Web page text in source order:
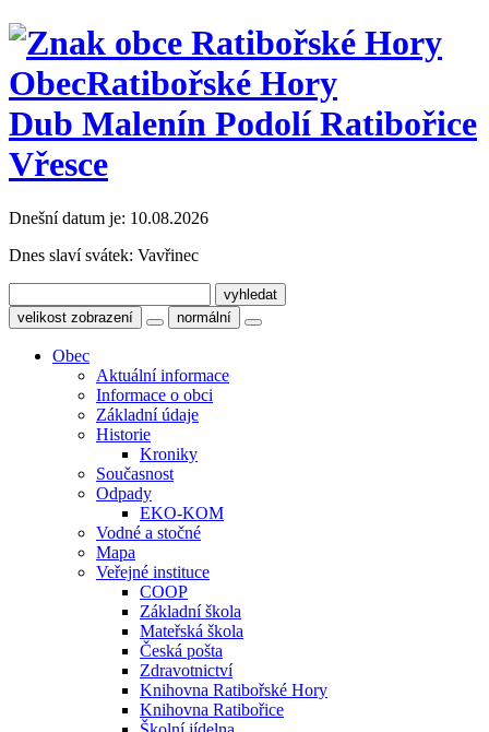
ObecRatibořské Hory
Dub Malenín Podolí Ratibořice
Vřesce
Dnešní datum je: 10.08.2026
Dnes slaví svátek: Vavřinec
velikost zobrazení normální
Obec
Aktuální informace
Informace o obci
Základní údaje
Historie
Kroniky
Současnost
Odpady
EKO-KOM
Vodné a stočné
Mapa
Veřejné instituce
COOP
Základní škola
Mateřská škola
Česká pošta
Zdravotnictví
Knihovna Ratibořské Hory
Knihovna Ratibořice